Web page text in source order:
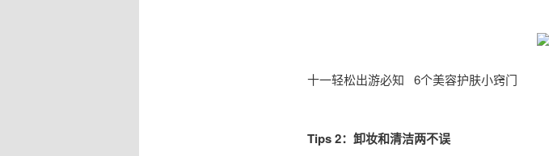
十一轻松出游必知 6个美容护肤小窍门
Tips 2：卸妆和清洁两不误